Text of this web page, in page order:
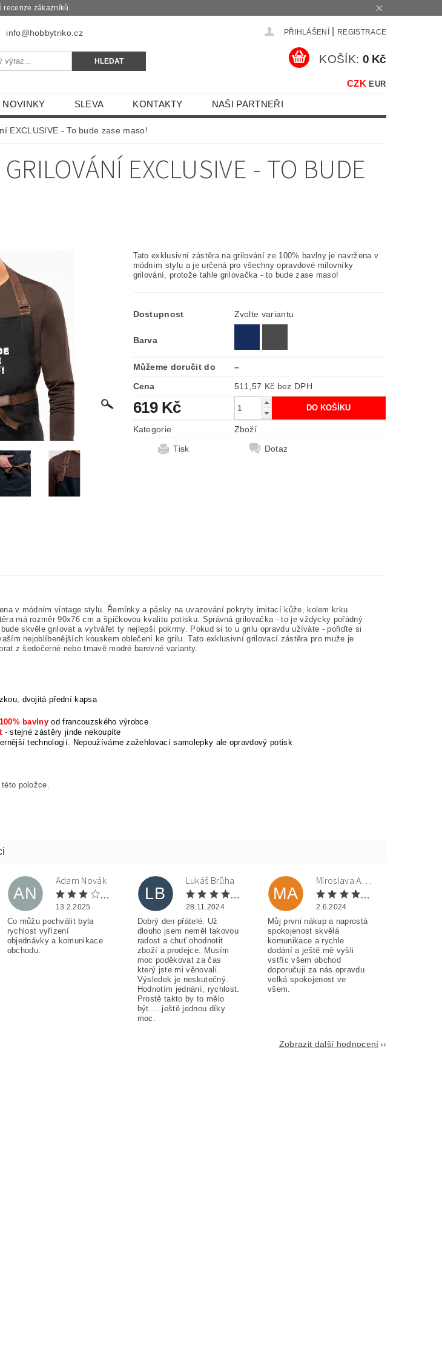
recenze zákazníků.
info@hobbytriko.cz PŘIHLÁŠENÍ REGISTRACE
CZK EUR
KOŠÍK: 0 Kč
NOVINKY SLEVA KONTAKTY NAŠI PARTNEŘI
EXCLUSIVE - To bude zase maso!
EXCLUSIVE - TO BUDE
Tato exklusivní zástěra na grilování ze 100% bavlny je navržena v
módním stylu a je určená pro všechny opravdové milovníky
grilování, protože tahle grilovačka - to bude zase maso!
Dostupnost Zvolte variantu
Barva
Můžeme doručit do
–
Cena
511,57 Kč bez DPH
619 Kč
Kategorie
Zboží
Tisk
Dotaz
v módním vintage stylu. Řemínky a pásky na uvazování pokryty imitací kůže, kolem krku
má rozměr 90x76 cm a špičkovou kvalitu potisku. Správná grilovačka - to je vždycky pořádný
skvěle grilovat a vytvářet ty nejlepší pokrmy. Pokud si to u grilu opravdu užíváte - pořiďte si
nejoblíbenějších kouskem oblečení ke grilu. Tato exklusivní grilovací zástěra pro muže je
z šedočerné nebo tmavě modré barevné varianty.
dvojitá přední kapsa
bavlnyod francouzského výrobce
- stejné zástěry jinde nekoupíte
technologií. Nepoužíváme zažehlovací samolepky ale opravdový potisk
položce.
AN
Adam Novák
13.2.2025
Co můžu pochválit byla
rychlost vyřízení
objednávky a komunikace
obchodu.
LB
Lukáš Brůha
28.11.2024
Dobrý den přátelé. Už
dlouho jsem neměl takovou
radost a chuť ohodnotit
zboží a prodejce. Musím
moc poděkovat za čas
který jste mi věnovali.
Výsledek je neskutečný.
Hodnotím jednání, rychlost.
Prostě takto by to mělo
být.... ještě jednou díky
moc.
MA
Miroslava Andorková
2.6.2024
Můj prvni nákup a naprostá
spokojenost skvělá
komunikace a rychle
dodání a ještě mě vyšli
vstříc všem obchod
doporučuji za nás opravdu
velká spokojenost ve
všem.
Zobrazit další hodnocení